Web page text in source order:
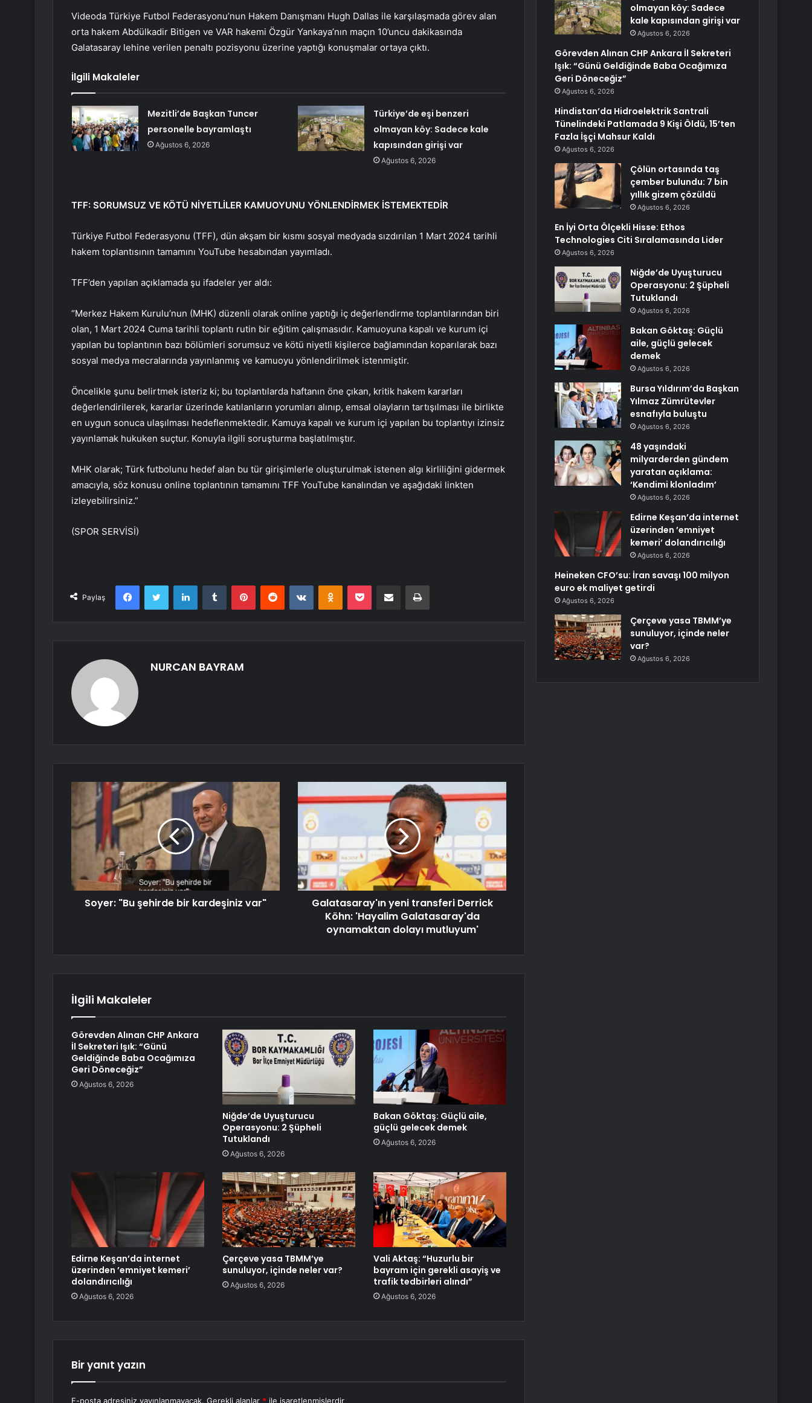
Videoda Türkiye Futbol Federasyonu’nun Hakem Danışmanı Hugh Dallas ile karşılaşmada görev alan
orta hakem Abdülkadir Bitigen ve VAR hakemi Özgür Yankaya’nın maçın 10’uncu dakikasında
Galatasaray lehine verilen penaltı pozisyonu üzerine yaptığı konuşmalar ortaya çıktı.
İlgili Makaleler
Mezitli’de Başkan Tuncer
personelle bayramlaştı
Ağustos 6, 2026
Türkiye’de eşi benzeri
olmayan köy: Sadece kale
kapısından girişi var
Ağustos 6, 2026
TFF: SORUMSUZ VE KÖTÜ NİYETLİLER KAMUOYUNU YÖNLENDİRMEK İSTEMEKTEDİR
Türkiye Futbol Federasyonu (TFF), dün akşam bir kısmı sosyal medyada sızdırılan 1 Mart 2024 tarihli
hakem toplantısının tamamını YouTube hesabından yayımladı.
TFF’den yapılan açıklamada şu ifadeler yer aldı:
“Merkez Hakem Kurulu’nun (MHK) düzenli olarak online yaptığı iç değerlendirme toplantılarından biri
olan, 1 Mart 2024 Cuma tarihli toplantı rutin bir eğitim çalışmasıdır. Kamuoyuna kapalı ve kurum içi
yapılan bu toplantının bazı bölümleri sorumsuz ve kötü niyetli kişilerce bağlamından koparılarak bazı
sosyal medya mecralarında yayınlanmış ve kamuoyu yönlendirilmek istenmiştir.
Öncelikle şunu belirtmek isteriz ki; bu toplantılarda haftanın öne çıkan, kritik hakem kararları
değerlendirilerek, kararlar üzerinde katılanların yorumları alınıp, emsal olayların tartışılması ile birlikte
en uygun sonuca ulaşılması hedeflenmektedir. Kamuya kapalı ve kurum içi yapılan bu toplantıyı izinsiz
yayınlamak hukuken suçtur. Konuyla ilgili soruşturma başlatılmıştır.
MHK olarak; Türk futbolunu hedef alan bu tür girişimlerle oluşturulmak istenen algı kirliliğini gidermek
amacıyla, söz konusu online toplantının tamamını TFF YouTube kanalından ve aşağıdaki linkten
izleyebilirsiniz.”
(SPOR SERVİSİ)
Paylaş
FacebookTwitter LinkedInTumblr PinterestReddit VKontakteOdnoklassniki
Pocket E-Posta ile paylaş Yazdır
NURCAN BAYRAM
Soyer: "Bu şehirde bir kardeşiniz var"
Galatasaray'ın yeni transferi Derrick
Köhn: 'Hayalim Galatasaray'da
oynamaktan dolayı mutluyum'
İlgili Makaleler
Görevden Alınan CHP Ankara
İl Sekreteri Işık: “Günü
Geldiğinde Baba Ocağımıza
Geri Döneceğiz”
Ağustos 6, 2026
Niğde’de Uyuşturucu
Operasyonu: 2 Şüpheli
Tutuklandı
Ağustos 6, 2026
Bakan Göktaş: Güçlü aile,
güçlü gelecek demek
Ağustos 6, 2026
Edirne Keşan’da internet
üzerinden ’emniyet kemeri’
dolandırıcılığı
Ağustos 6, 2026
Çerçeve yasa TBMM’ye
sunuluyor, içinde neler var?
Ağustos 6, 2026
Vali Aktaş: “Huzurlu bir
bayram için gerekli asayiş ve
trafik tedbirleri alındı”
Ağustos 6, 2026
Bir yanıt yazın
E-posta adresiniz yayınlanmayacak. Gerekli alanlar * ile işaretlenmişlerdir
olmayan köy: Sadece
kale kapısından girişi var
Ağustos 6, 2026
Görevden Alınan CHP Ankara İl Sekreteri
Işık: “Günü Geldiğinde Baba Ocağımıza
Geri Döneceğiz”
Ağustos 6, 2026
Hindistan’da Hidroelektrik Santrali
Tünelindeki Patlamada 9 Kişi Öldü, 15’ten
Fazla İşçi Mahsur Kaldı
Ağustos 6, 2026
Çölün ortasında taş
çember bulundu: 7 bin
yıllık gizem çözüldü
Ağustos 6, 2026
En İyi Orta Ölçekli Hisse: Ethos
Technologies Citi Sıralamasında Lider
Ağustos 6, 2026
Niğde’de Uyuşturucu
Operasyonu: 2 Şüpheli
Tutuklandı
Ağustos 6, 2026
Bakan Göktaş: Güçlü
aile, güçlü gelecek
demek
Ağustos 6, 2026
Bursa Yıldırım’da Başkan
Yılmaz Zümrütevler
esnafıyla buluştu
Ağustos 6, 2026
48 yaşındaki
milyarderden gündem
yaratan açıklama:
‘Kendimi klonladım’
Ağustos 6, 2026
Edirne Keşan’da internet
üzerinden ’emniyet
kemeri’ dolandırıcılığı
Ağustos 6, 2026
Heineken CFO’su: İran savaşı 100 milyon
euro ek maliyet getirdi
Ağustos 6, 2026
Çerçeve yasa TBMM’ye
sunuluyor, içinde neler
var?
Ağustos 6, 2026